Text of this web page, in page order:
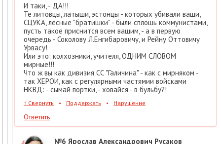
И таки, - ДА!!!
Те литовцы, латыши, эстонцы - которых убивали ваши,
СЦУКА, лесные "братишки" - были сплошь коммунистами,
пусть такое приснится всем вашим, - а в первую
очередь - Соколову Л.Енгибаровичу, и Рейну Оттовичу
Урвасу!
Или это: колхозники, учителя, ОДНИМ СЛОВОМ
мирные!!!
Что ж вы как дивизия СС "Галичина" - как с мирняком -
так ХЕРОИ, как с регулярными частямии войсками
НКВД: - сымай портки, - ховайся - в бульбу?!
↑ Свернуть • Поддержать • Нарушение
Ответить
№6 Ярослав Александрович Русаков